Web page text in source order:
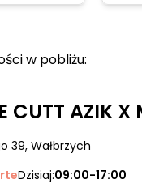
w pobliżu:
CUTT AZIK X
39, Wałbrzych
Dzisiaj:09:00-17:00